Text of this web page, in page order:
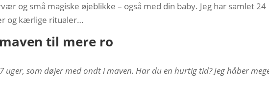
og små magiske øjeblikke – også med din baby. Jeg har samlet 24
og kærlige ritualer…
til mere ro
uger, som døjer med ondt i maven. Har du en hurtig tid? Jeg håber